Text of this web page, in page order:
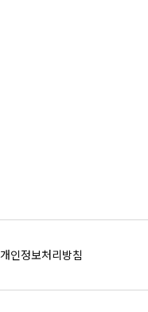
개인정보처리방침